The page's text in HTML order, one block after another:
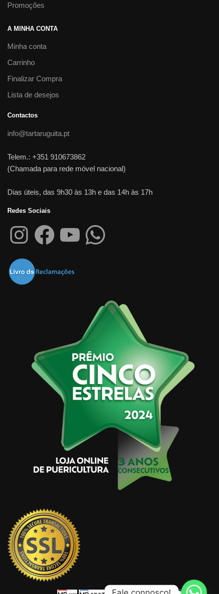
Promoções
A MINHA CONTA
Minha conta
Carrinho
Finalizar Compra
Lista de desejos
Contactos
info@tartaruguita.pt
Telem.: +351 910673862
(Chamada para rede móvel nacional)
Dias úteis, das 9h30 às 13h e das 14h às 17h
Redes Sociais